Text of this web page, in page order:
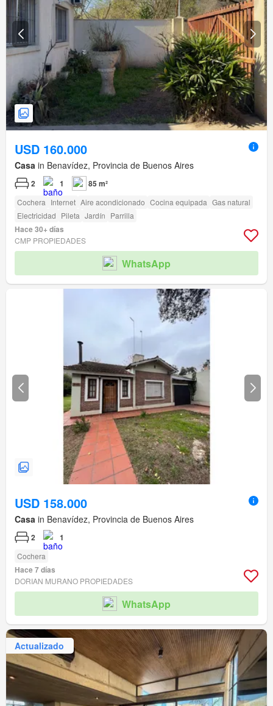
USD 160.000
Casa in Benavídez, Provincia de Buenos Aires
2 1 85 m²
Cochera Internet Aire acondicionado Cocina equipada Gas natural
Electricidad Pileta Jardín Parrilla
Hace 30+ días
CMP PROPIEDADES
WhatsApp
USD 158.000
Casa in Benavídez, Provincia de Buenos Aires
2 1
Cochera
Hace 7 días
DORIAN MURANO PROPIEDADES
WhatsApp
Actualizado